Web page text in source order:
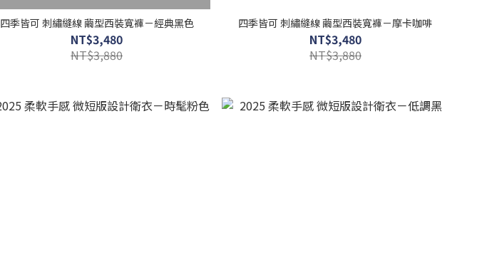
四季皆可 刺繡縫線 繭型西裝寬褲－經典黑色
NT$3,480
NT$3,880
四季皆可 刺繡縫線 繭型西裝寬褲－摩卡咖啡
NT$3,480
NT$3,880